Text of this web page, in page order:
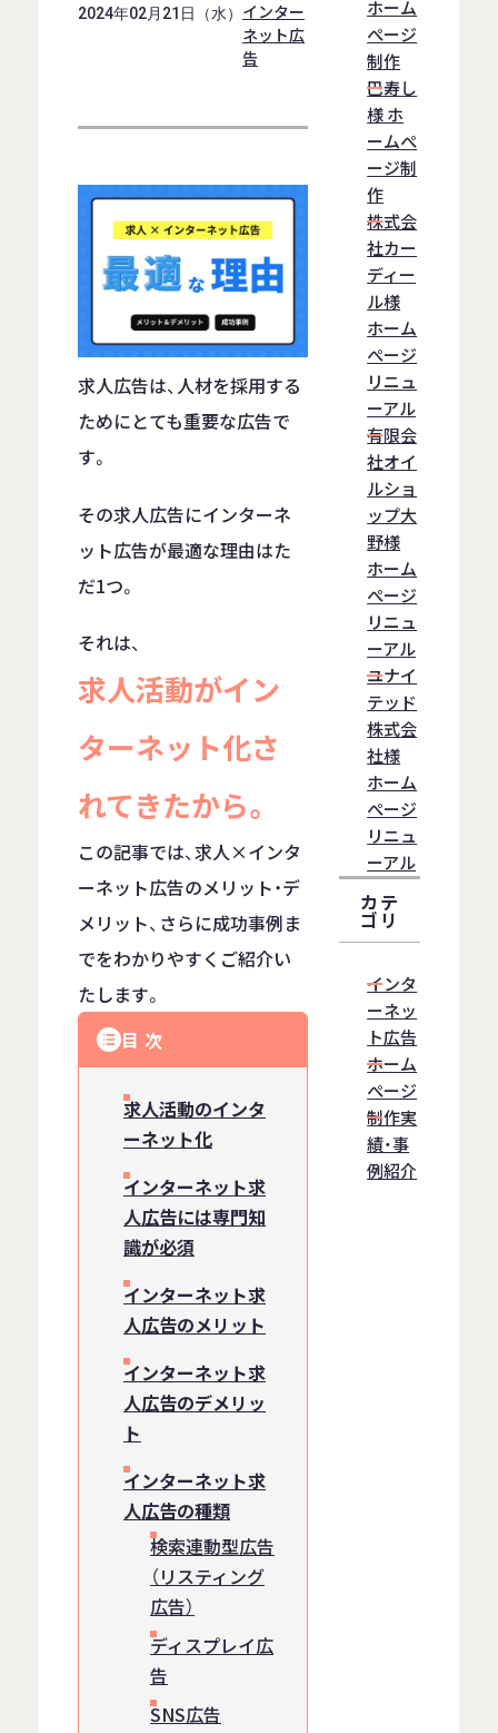
2024年02月21日（水） インター
ネット広
告
求人広告は、人材を採用する
ためにとても重要な広告で
す。
その求人広告にインターネ
ット広告が最適な理由はた
だ1つ。
それは、
求人活動がイン
ターネット化さ
れてきたから。
この記事では、求人×インタ
ーネット広告のメリット・デ
メリット、さらに成功事例ま
でをわかりやすくご紹介い
たします。
目次
求人活動のインタ
ーネット化
インターネット求
人広告には専門知
識が必須
インターネット求
人広告のメリット
インターネット求
人広告のデメリッ
ト
インターネット求
人広告の種類
検索連動型広告
（リスティング
広告）
ディスプレイ広
告
SNS広告
ホーム
ぺージ
制作
巴寿し
様 ホ
ームぺ
ージ制
作
株式会
社カー
ディー
ル様
ホーム
ぺージ
リニュ
ーアル
有限会
社オイ
ルショ
ップ大
野様
ホーム
ぺージ
リニュ
ーアル
ユナイ
テッド
株式会
社様
ホーム
ぺージ
リニュ
ーアル
カテ
ゴリ
インタ
ーネッ
ト広告
ホーム
ぺージ
制作実
績・事
例紹介